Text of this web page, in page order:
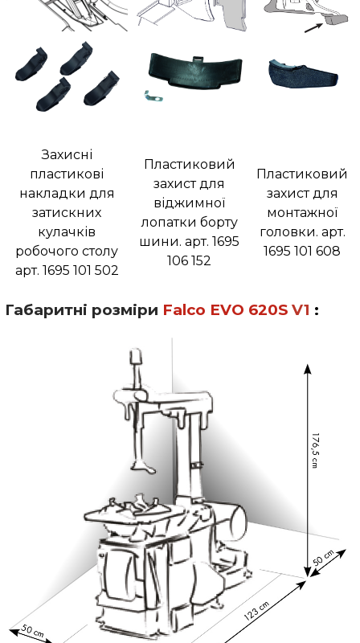
Захисні
пластикові
накладки для
затискних
кулачків
робочого столу
арт. 1695 101 502
Пластиковий
захист для
віджимної
лопатки борту
шини. арт. 1695
106 152
Пластиковий
захист для
монтажної
головки. арт.
1695 101 608
Габаритні розміри Falco EVO 620S V1 :